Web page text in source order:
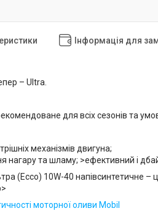
Інформація для
– Ultra.
для всіх сезонів та
механізмів двигуна;
нагару та шламу; >ефективний і
(Ессо) 10W-40 напівсинтетичне –
моторної оливи Mobil